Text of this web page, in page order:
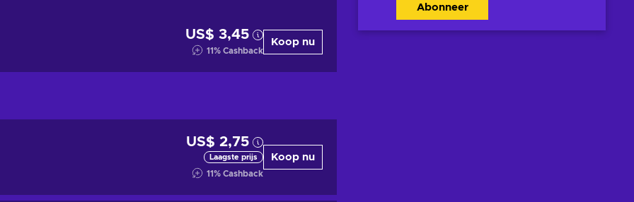
Abonneer
US$ 3,45
11% Cashback
Koop nu
US$ 2,75
Laagste prijs
11% Cashback
Koop nu